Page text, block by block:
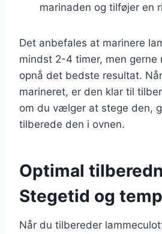
marinaden og tilføjer en
Det anbefales at marinere
mindst 2-4 timer, men gerne
opnå det bedste resultat.
marineret, er den klar til
om du vælger at stege den,
tilberede den i ovnen.
Optimal
Stegetid og
Når du tilbereder